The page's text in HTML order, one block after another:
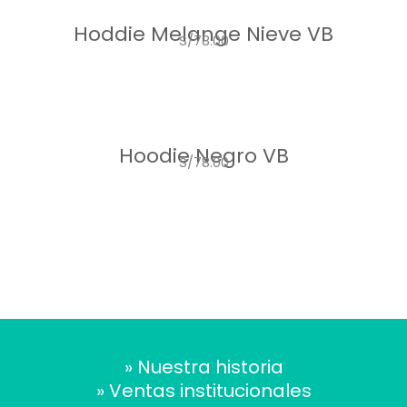
Hoddie Melange Nieve VB
S/78.00
Hoodie Negro VB
S/78.00
» Nuestra historia
» Ventas institucionales